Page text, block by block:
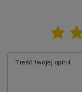
Treść twojej opinii